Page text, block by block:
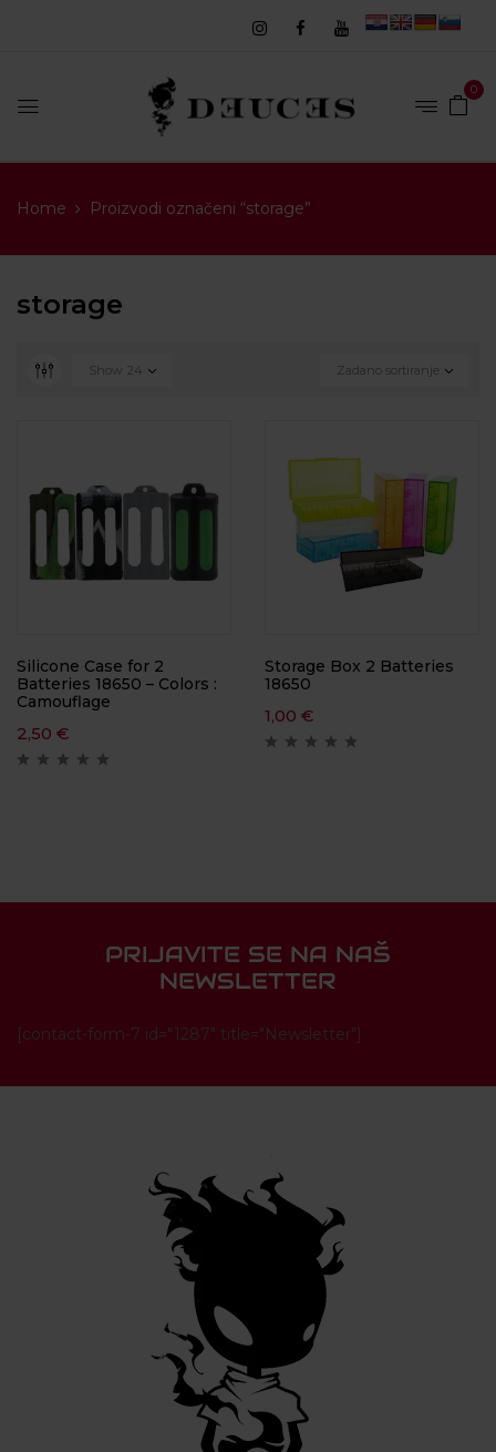
0
Home Proizvodi označeni “storage”
storage
Zadano sortiranje
Show 24
Silicone Case for 2
Batteries 18650 – Colors :
Camouflage
2,50 €
Storage Box 2 Batteries
18650
1,00 €
PRIJAVITE SE NA NAŠ
NEWSLETTER
[contact-form-7 id="1287" title="Newsletter"]